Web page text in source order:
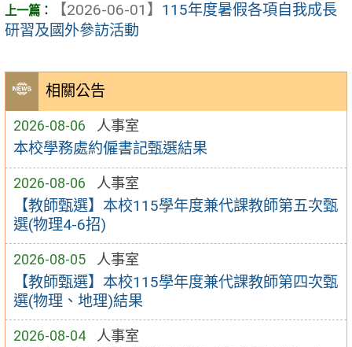
相關公告
2026-08-06 人事室
本校學務處約僱書記甄選結果
2026-08-06 人事室
【教師甄選】本校115學年度兼代課教師第五次甄
選(物理4-6招)
2026-08-05 人事室
【教師甄選】本校115學年度兼代課教師第四次甄
選(物理、地理)結果
2026-08-04 人事室
【2026-06-01】 115年度暑假各項自我成長
研習及國外參訪活動